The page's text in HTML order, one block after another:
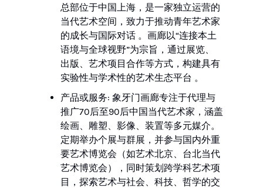
总部位于中国上海，是一家独立运营的
当代艺术空间，致力于推动青年艺术家
的成长与国际对话 。画廊以“连接本土
语境与全球视野”为宗旨，通过展览、
出版、艺术项目合作等方式，构建具有
实验性与学术性的艺术生态平台 。
产品或服务: 象牙门画廊专注于代理与
推广70后至90后中国当代艺术家，涵盖
绘画、雕塑、影像、装置等多元媒介。
定期举办个展与群展，并参与国内外重
要艺术博览会（如艺术北京、台北当代
艺术博览会），同时策划跨学科艺术项
目，探索艺术与社会、科技、哲学的交